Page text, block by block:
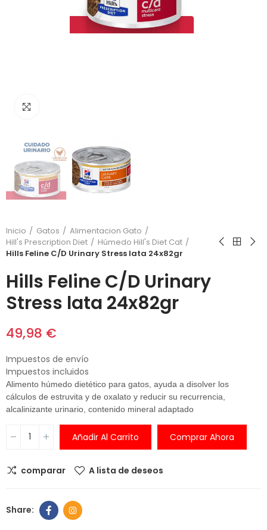
Inicio Gatos
Alimentacion Gato
Hill's Prescription Diet
Húmedo Hill's Diet Cat
Hills Feline C/D Urinary Stress lata 24x82gr
Hills Feline C/D Urinary
Stress lata 24x82gr
49,98 €
Impuestos de envío
Impuestos incluidos
Alimento húmedo dietético para gatos, ayuda a disolver los
cálculos de estruvita y de oxalato y reducir su recurrencia,
alcalinizante urinario, contenido mineral adaptado
Añadir Al Carrito Comprar Ahora
comparar A lista de deseos